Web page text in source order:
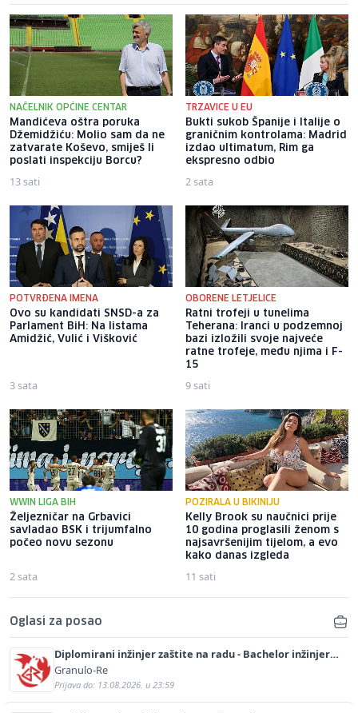
NAČELNIK OPĆINE CENTAR
Mandićeva oštra poruka
Džemidžiću: Molio sam da ne
zatvarate Koševo, smiješ li
poslati inspekciju Borcu?
13 sati
TRZAVICE U EU
Bukti sukob Španije i Italije o
graničnim kontrolama: Madrid
izdao ultimatum, Rim ga
ekspresno odbio
2 sata
POTVRĐENA IMENA
Ovo su kandidati SNSD-a za
Parlament BiH: Na listama
Amidžić, Vulić i Višković
3 sata
OBORENE LETJELICE
Ratni trofeji u tunelima
Teherana: Iranci u podzemnoj
bazi izložili svoje najveće
ratne trofeje, među njima i F-
15
9 sati
WWIN LIGA BIH
Željezničar na Grbavici
savladao BSK i trijumfalno
počeo novu sezonu
2 sata
POZIRALA U BIKINIJU
Kelly Brook su naučnici prije
10 godina proglasili ženom s
najsavršenijim tijelom, a evo
kako danas izgleda
11 sati
Oglasi za posao
Diplomirani inžinjer zaštite na radu - Bachelor inžinjer
sigurnosti i pomoći (m/ž)
Granulo-Re
Prijava do: 13.08.2026. u 23:59